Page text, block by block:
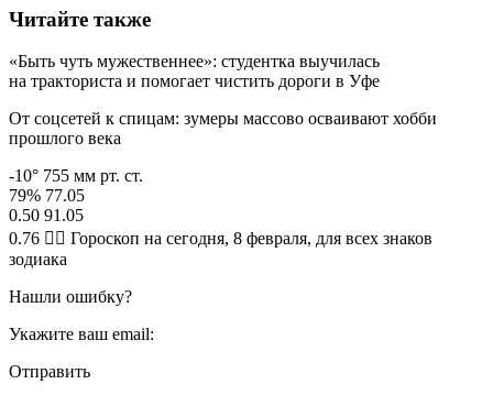
Читайте также
«Быть чуть мужественнее»: студентка выучилась
на тракториста и помогает чистить дороги в Уфе
От соцсетей к спицам: зумеры массово осваивают хобби
прошлого века
-10° 755 мм рт. ст.
79% 77.05
0.50 91.05
0.76 🧙‍♀ Гороскоп на сегодня, 8 февраля, для всех знаков
зодиака
Нашли ошибку?
Укажите ваш email:
Отправить